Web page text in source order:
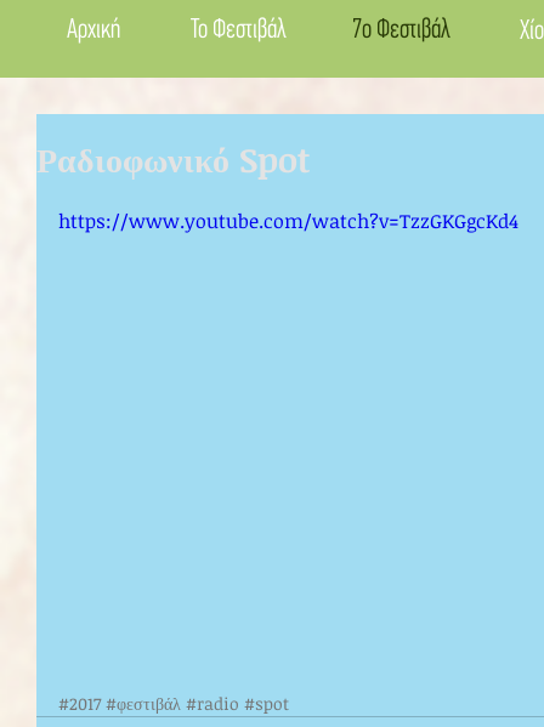
Αρχική Το Φεστιβάλ 7ο Φεστιβάλ
Ραδιοφωνικό Spot
https://www.youtube.com/watch?v=TzzGKGgcKd4
#2017 #φεστιβάλ #radio #spot